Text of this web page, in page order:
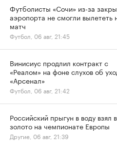
Футболисты «Сочи» из-за
аэропорта не смогли вылететь
матч
Футбол, 06 авг, 21:45
Винисиус продлил контракт с
«Реалом» на фоне слухов об
«Арсенал»
Футбол, 06 авг, 21:42
Российский прыгун в воду взял
золото на чемпионате Европы
Другие, 06 авг, 21:39